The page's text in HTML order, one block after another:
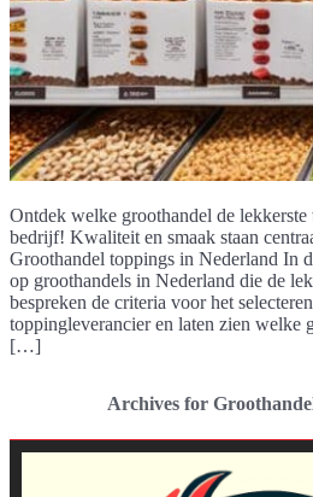
Ontdek welke groothandel de
bedrijf! Kwaliteit en smaak staan
Groothandel toppings in Nederland In
op groothandels in Nederland die de
bespreken de criteria voor het
toppingleverancier en laten zien welke
[…]
Archives for